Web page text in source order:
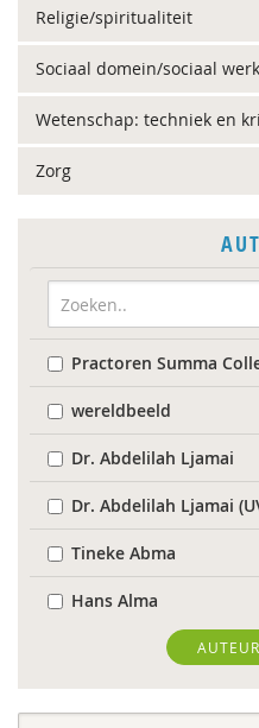
Religie/spiritualiteit
Sociaal domein/sociaal werk
Wetenschap: techniek en
Zorg
Practoren Summa
wereldbeeld
Dr. Abdelilah Ljamai
Dr. Abdelilah Ljamai
Tineke Abma
Hans Alma
Christa Anbeek
Daan Andriessen